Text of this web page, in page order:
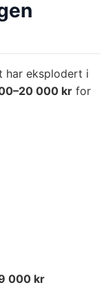
har eksplodert i
000 kr for
000 kr